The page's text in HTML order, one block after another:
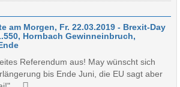
am Morgen, Fr. 22.03.2019 - Brexit-Day
Hornbach Gewinneinbruch,
Referendum aus! May wünscht sich
bis Ende Juni, die EU sagt aber